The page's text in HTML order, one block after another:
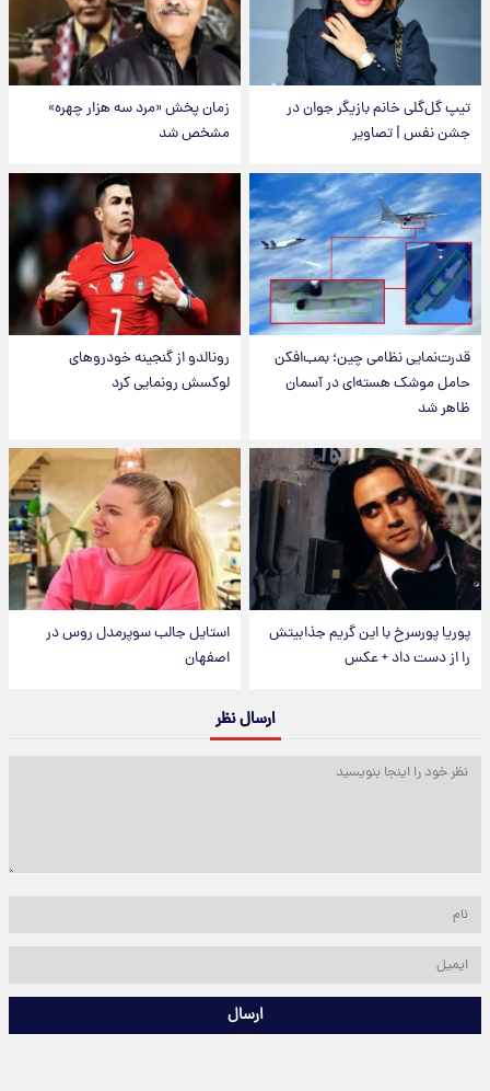
تیپ گل‌گلی خانم بازیگر جوان در
جشن نفس | تصاویر
زمان پخش «مرد سه هزار چهره»
مشخص شد
قدرت‌نمایی نظامی چین؛ بمب‌افکن
حامل موشک هسته‌ای در آسمان
ظاهر شد
رونالدو از گنجینه خودروهای
لوکسش رونمایی کرد
پوریا پورسرخ با این گریم جذابیتش
را از دست داد + عکس
استایل جالب سوپرمدل روس در
اصفهان
ارسال نظر
ارسال